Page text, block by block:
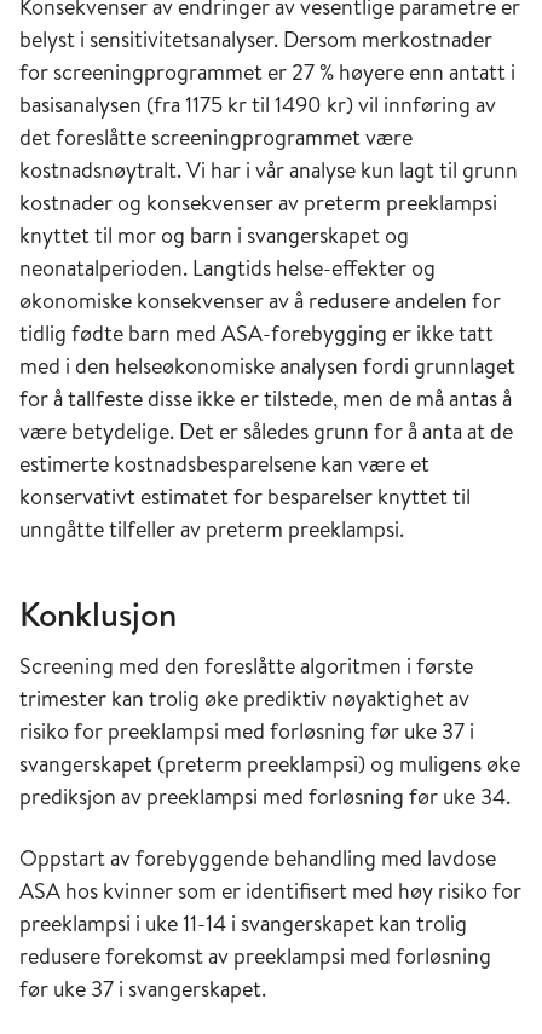
Konsekvenser av endringer av vesentlige parametre er
belyst i sensitivitetsanalyser. Dersom merkostnader
for screeningprogrammet er 27 % høyere enn antatt i
basisanalysen (fra 1175 kr til 1490 kr) vil innføring av
det foreslåtte screeningprogrammet være
kostnadsnøytralt. Vi har i vår analyse kun lagt til grunn
kostnader og konsekvenser av preterm preeklampsi
knyttet til mor og barn i svangerskapet og
neonatalperioden. Langtids helse-effekter og
økonomiske konsekvenser av å redusere andelen for
tidlig fødte barn med ASA-forebygging er ikke tatt
med i den helseøkonomiske analysen fordi grunnlaget
for å tallfeste disse ikke er tilstede, men de må antas å
være betydelige. Det er således grunn for å anta at de
estimerte kostnadsbesparelsene kan være et
konservativt estimatet for besparelser knyttet til
unngåtte tilfeller av preterm preeklampsi.
Konklusjon
Screening med den foreslåtte algoritmen i første
trimester kan trolig øke prediktiv nøyaktighet av
risiko for preeklampsi med forløsning før uke 37 i
svangerskapet (preterm preeklampsi) og muligens øke
prediksjon av preeklampsi med forløsning før uke 34.
Oppstart av forebyggende behandling med lavdose
ASA hos kvinner som er identifisert med høy risiko for
preeklampsi i uke 11-14 i svangerskapet kan trolig
redusere forekomst av preeklampsi med forløsning
før uke 37 i svangerskapet.